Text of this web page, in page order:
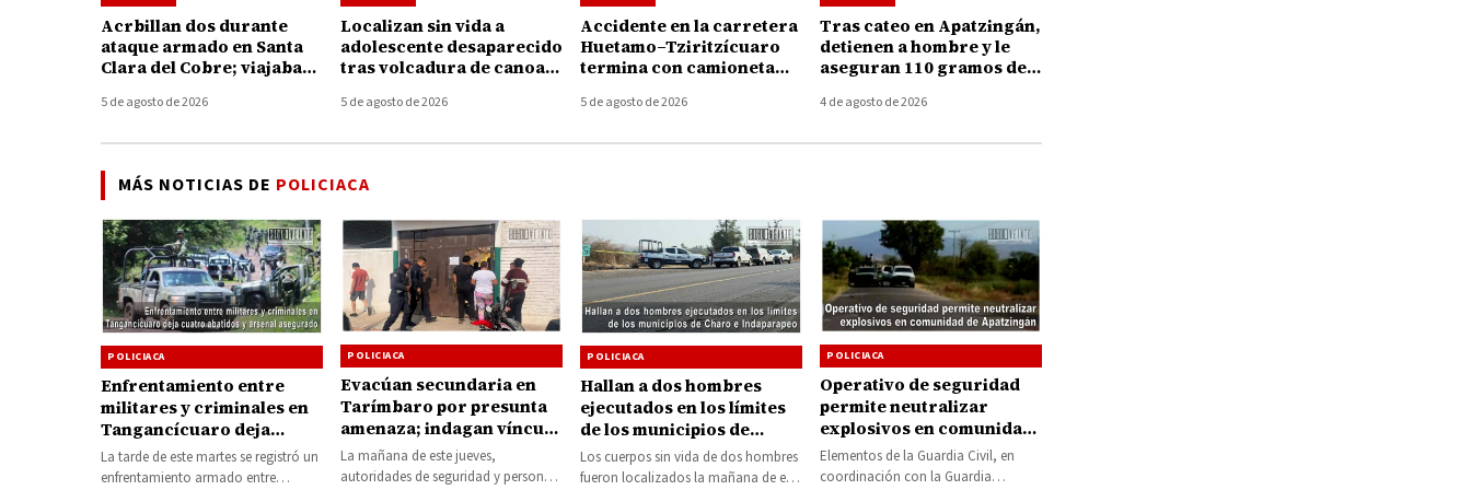
Acrbillan dos durante
ataque armado en Santa
Clara del Cobre; viajaban
placas de Texas
5 de agosto de 2026
Localizan sin vida a
adolescente desaparecido
tras volcadura de canoa
5 de agosto de 2026
Accidente en la carretera
Huetamo–Tziritzícuaro
termina con camioneta
desaparece del lugar
5 de agosto de 2026
Tras cateo en Apatzingán,
detienen a hombre y le
aseguran 110 gramos de
4 de agosto de 2026
MÁS NOTICIAS DE POLICIACA
POLICIACA
Enfrentamiento entre
militares y criminales en
Tangancícuaro deja
cuatro abatidos y arsenal
asegurado
La tarde de este martes se registró un
enfrentamiento armado entre
POLICIACA
Evacúan secundaria en
Tarímbaro por presunta
amenaza; indagan vínculo
con tendencia en TikTok
La mañana de este jueves,
autoridades de seguridad y personal
POLICIACA
Hallan a dos hombres
ejecutados en los límites
de los municipios de
Charo e Indaparapeo
Los cuerpos sin vida de dos hombres
fueron localizados la mañana de este
POLICIACA
Operativo de seguridad
permite neutralizar
explosivos en comunidad
de Apatzingán
Elementos de la Guardia Civil, en
coordinación con la Guardia